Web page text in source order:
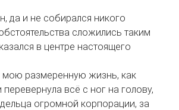
да и не собирался никого
сложились таким
в центре настоящего
мою размеренную жизнь, как
всё с ног на голову,
огромной корпорации, за